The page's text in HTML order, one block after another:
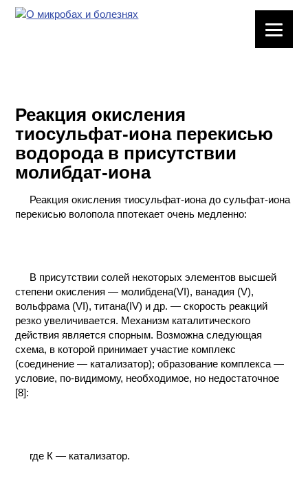
ВРЕДНЫЕ
ФАКТОРЫ
ПРАКТИЧЕСКОЙ
ХИМИИ
И ХИМИЧЕСКАЯ
ТЕХНОЛОГИЯ
КОНТАКТЫ
Реакция окисления
тиосульфат-иона перекисью
водорода в присутствии
молибдат-иона
Реакция окисления тиосульфат-иона до сульфат-иона
перекисью волопола ппотекает очень медленно:
В присутствии солей некоторых элементов высшей
степени окисления — молибдена(VI), ванадия (V),
вольфрама (VI), титана(IV) и др. — скорость реакций
резко увеличивается. Механизм каталитического
действия является спорным. Возможна следующая
схема, в которой принимает участие комплекс
(соединение — катализатор); образование комплекса —
условие, по-видимому, необходимое, но недостаточное
[8]:
где К — катализатор.